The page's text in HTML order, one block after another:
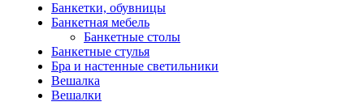
Банкетки, обувницы
Банкетная мебель
Банкетные столы
Банкетные стулья
Бра и настенные светильники
Вешалка
Вешалки